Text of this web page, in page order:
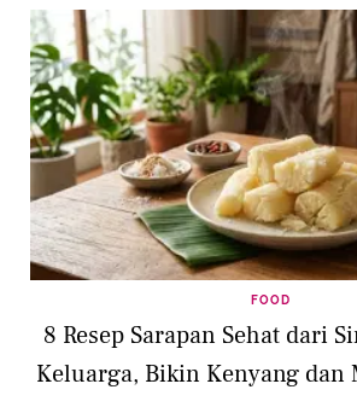
FOOD
8 Resep Sarapan Sehat dari
Keluarga, Bikin Kenyang dan